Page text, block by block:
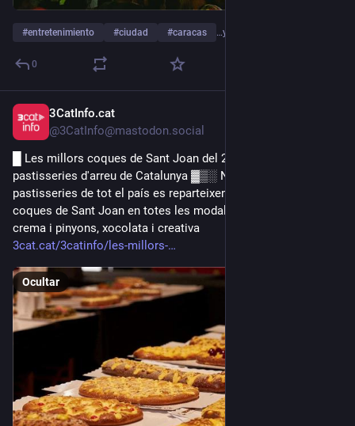
Lo que empezó como comida de campesinos acabó
Y eso tiene algo de ironía histórica: durante siglos fueron
platos modestos de trabajadores del campo.
Hoy son protagonistas de libros de cocina, concursos
gastronómicos y restaurantes de lujo.
▣▣▣▣▣▣▣▣▣▣▣▣▣▣▣▣▣▣
#entretenimiento #ciudad #caracas …y 5 más
0
3CatInfo.cat
@3CatInfo@mastodon.social
█ Les millors coques de Sant Joan del 2026 es fan a nou
pastisseries d'arreu de Catalunya ▓▒░ Nou forns i
pastisseries de tot el país es reparteixen el podi de les millors
coques de Sant Joan en totes les modalitats: llardons, fruita,
crema i pinyons, xocolata i creativa
3cat.cat/3catinfo/les-millors-
Ocultar